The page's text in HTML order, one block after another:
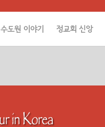
수도원 이야기 정교회 신앙